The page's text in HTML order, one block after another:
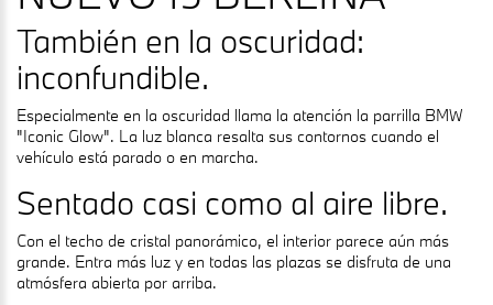
También en la oscuridad:
inconfundible.
Especialmente en la oscuridad llama la atención la parrilla BMW
"Iconic Glow". La luz blanca resalta sus contornos cuando el
vehículo está parado o en marcha.
Sentado casi como al aire libre.
Con el techo de cristal panorámico, el interior parece aún más
grande. Entra más luz y en todas las plazas se disfruta de una
atmósfera abierta por arriba.